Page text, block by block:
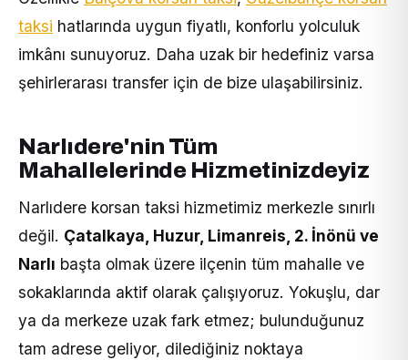
taksi hatlarında uygun fiyatlı, konforlu yolculuk
imkânı sunuyoruz. Daha uzak bir hedefiniz varsa
şehirlerarası transfer için de bize ulaşabilirsiniz.
Narlıdere'nin Tüm
Mahallelerinde Hizmetinizdeyiz
Narlıdere korsan taksi hizmetimiz merkezle sınırlı
değil. Çatalkaya, Huzur, Limanreis, 2. İnönü ve
Narlı başta olmak üzere ilçenin tüm mahalle ve
sokaklarında aktif olarak çalışıyoruz. Yokuşlu, dar
ya da merkeze uzak fark etmez; bulunduğunuz
tam adrese geliyor, dilediğiniz noktaya